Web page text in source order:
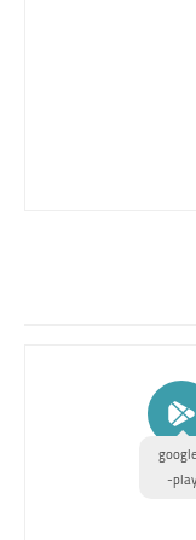
play-